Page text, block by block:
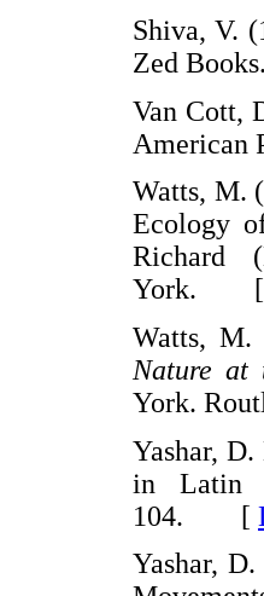
Shiva, V.
Zed
Van Cott,
Watts, M.
Ecology
Richard
York. [
Watts,
Nature at
York.
Yashar,
in Latin
104. [
Yashar,